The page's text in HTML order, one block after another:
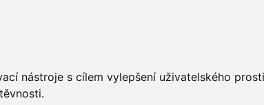
nástroje s cílem vylepšení uživatelského